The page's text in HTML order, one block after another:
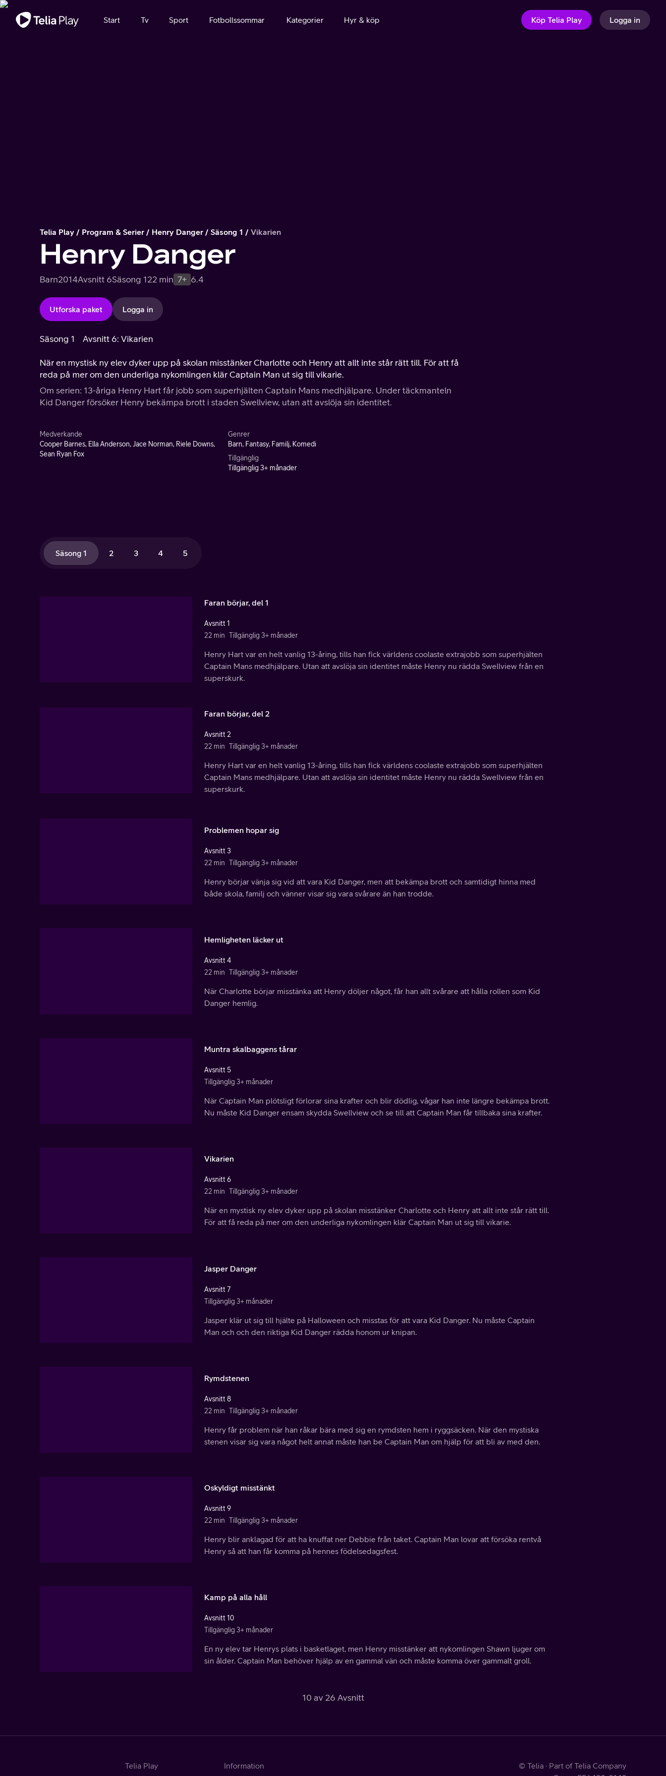
Viktigt meddelande
Start Tv Sport Fotbollssommar Kategorier Hyr & köp Köp Telia Play Logga in
Telia Play Program & Serier Henry Danger Säsong 1 Vikarien
Henry Danger
Barn2014Avsnitt 6Säsong 122 min 7+ 6.4
Utforska paket Logga in
Säsong 1 Avsnitt 6: Vikarien
När en mystisk ny elev dyker upp på skolan misstänker Charlotte och Henry att allt inte står rätt till. För att få
reda på mer om den underliga nykomlingen klär Captain Man ut sig till vikarie.
Om serien: 13-åriga Henry Hart får jobb som superhjälten Captain Mans medhjälpare. Under täckmanteln
Kid Danger försöker Henry bekämpa brott i staden Swellview, utan att avslöja sin identitet.
Medverkande
Cooper Barnes, Ella Anderson, Jace Norman, Riele Downs,
Sean Ryan Fox
Genrer
Barn, Fantasy, Familj, Komedi
Tillgänglig
Tillgänglig 3+ månader
Säsong 1 2 3 4 5
Faran börjar, del 1
Avsnitt 1
22 min Tillgänglig 3+ månader
Henry Hart var en helt vanlig 13-åring, tills han fick världens coolaste extrajobb som superhjälten
Captain Mans medhjälpare. Utan att avslöja sin identitet måste Henry nu rädda Swellview från en
superskurk.
Faran börjar, del 2
Avsnitt 2
22 min Tillgänglig 3+ månader
Henry Hart var en helt vanlig 13-åring, tills han fick världens coolaste extrajobb som superhjälten
Captain Mans medhjälpare. Utan att avslöja sin identitet måste Henry nu rädda Swellview från en
superskurk.
Problemen hopar sig
Avsnitt 3
22 min Tillgänglig 3+ månader
Henry börjar vänja sig vid att vara Kid Danger, men att bekämpa brott och samtidigt hinna med
både skola, familj och vänner visar sig vara svårare än han trodde.
Hemligheten läcker ut
Avsnitt 4
22 min Tillgänglig 3+ månader
När Charlotte börjar misstänka att Henry döljer något, får han allt svårare att hålla rollen som Kid
Danger hemlig.
Muntra skalbaggens tårar
Avsnitt 5
Tillgänglig 3+ månader
När Captain Man plötsligt förlorar sina krafter och blir dödlig, vågar han inte längre bekämpa brott.
Nu måste Kid Danger ensam skydda Swellview och se till att Captain Man får tillbaka sina krafter.
Vikarien
Avsnitt 6
22 min Tillgänglig 3+ månader
När en mystisk ny elev dyker upp på skolan misstänker Charlotte och Henry att allt inte står rätt till.
För att få reda på mer om den underliga nykomlingen klär Captain Man ut sig till vikarie.
Jasper Danger
Avsnitt 7
Tillgänglig 3+ månader
Jasper klär ut sig till hjälte på Halloween och misstas för att vara Kid Danger. Nu måste Captain
Man och och den riktiga Kid Danger rädda honom ur knipan.
Rymdstenen
Avsnitt 8
22 min Tillgänglig 3+ månader
Henry får problem när han råkar bära med sig en rymdsten hem i ryggsäcken. När den mystiska
stenen visar sig vara något helt annat måste han be Captain Man om hjälp för att bli av med den.
Oskyldigt misstänkt
Avsnitt 9
22 min Tillgänglig 3+ månader
Henry blir anklagad för att ha knuffat ner Debbie från taket. Captain Man lovar att försöka rentvå
Henry så att han får komma på hennes födelsedagsfest.
Kamp på alla håll
Avsnitt 10
Tillgänglig 3+ månader
En ny elev tar Henrys plats i basketlaget, men Henry misstänker att nykomlingen Shawn ljuger om
sin ålder. Captain Man behöver hjälp av en gammal vän och måste komma över gammalt groll.
10 av 26 Avsnitt
Telia Play
Information
© Telia · Part of Telia Company